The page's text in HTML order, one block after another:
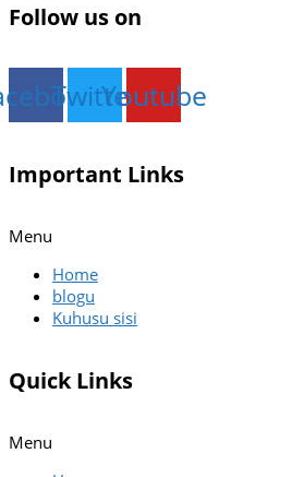
Follow us on
TwitterYoutube
Important Links
Menu
Home
blogu
Kuhusu sisi
Quick Links
Menu